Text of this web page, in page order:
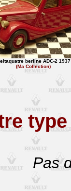
berline ADC-2 1937
(Ma Collection)
type
Pas